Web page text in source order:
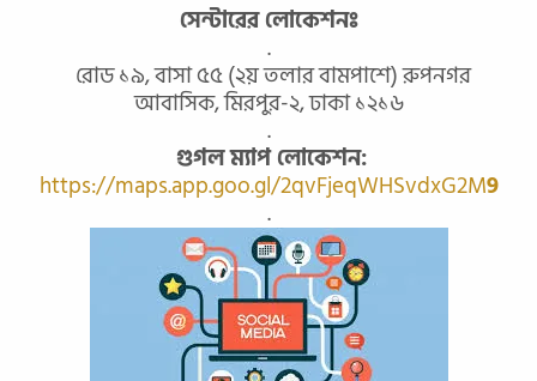
সেন্টারের লোকেশনঃ
.
রোড ১৯, বাসা ৫৫ (২য় তলার বামপাশে) রুপনগর
আবাসিক, মিরপুর-২, ঢাকা ১২১৬
.
গুগল ম্যাপ লোকেশন:
https://maps.app.goo.gl/2qvFjeqWHSvdxG2M9
.